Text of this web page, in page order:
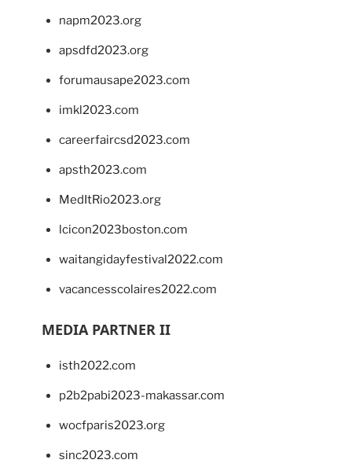
napm2023.org
apsdfd2023.org
forumausape2023.com
imkl2023.com
careerfaircsd2023.com
apsth2023.com
MedItRio2023.org
lcicon2023boston.com
waitangidayfestival2022.com
vacancesscolaires2022.com
MEDIA PARTNER II
isth2022.com
p2b2pabi2023-makassar.com
wocfparis2023.org
sinc2023.com